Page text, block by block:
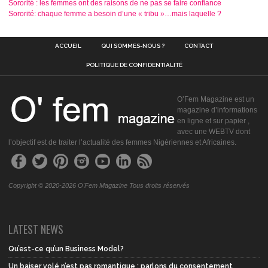
Sororité : les femmes ont des raisons de ne pas se faire confiance
Sororité: chaque femme a besoin d’une « tribu »…mais laquelle ?
ACCUEIL QUI SOMMES-NOUS ? CONTACT
POLITIQUE DE CONFIDENTIALITÉ
O’Fem Magazine est un
magazine d’informations
en ligne et sur papier ,
avec une WEBTV dont
l’objectif est de traiter l’actualité des femmes Nigériennes et Africaines.
Copyright © 2020-2026 O'Fem Magazine Tous droits réservés
LATEST NEWS
Qu’est-ce qu’un Business Model?
Un baiser volé n’est pas romantique : parlons du consentement